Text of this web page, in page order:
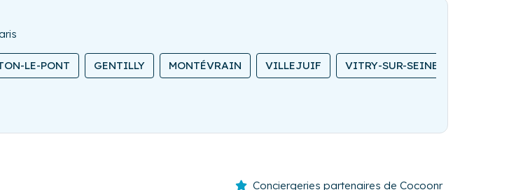
LE-PONT GENTILLY MONTÉVRAIN VILLEJUIF VITRY-SUR-SEINE
Conciergeries partenaires de Cocoonr